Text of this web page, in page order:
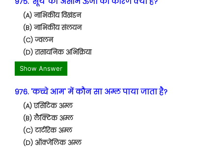
(A) नाभिकीय विखंडन
(B) नाभिकीय संलयन
(C) ज्वलन
(D) रासायनिक अभिक्रिया
Show Answer
976. 'कच्चे आम' में कौन सा अम्ल पाया जाता है?
(A) एसिटिक अम्ल
(B) लैक्टिक अम्ल
(C) टार्टरिक अम्ल
(D) ऑक्जेलिक अम्ल